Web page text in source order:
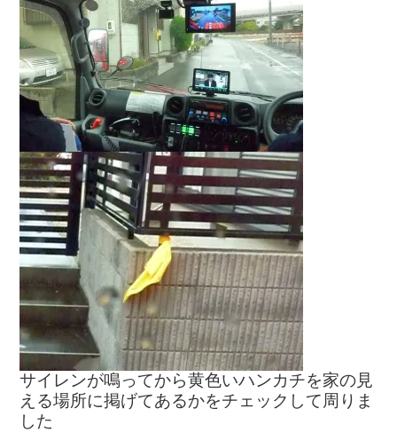
サイレンが鳴ってから黄色いハンカチを家の見
える場所に掲げてあるかをチェックして周りま
した